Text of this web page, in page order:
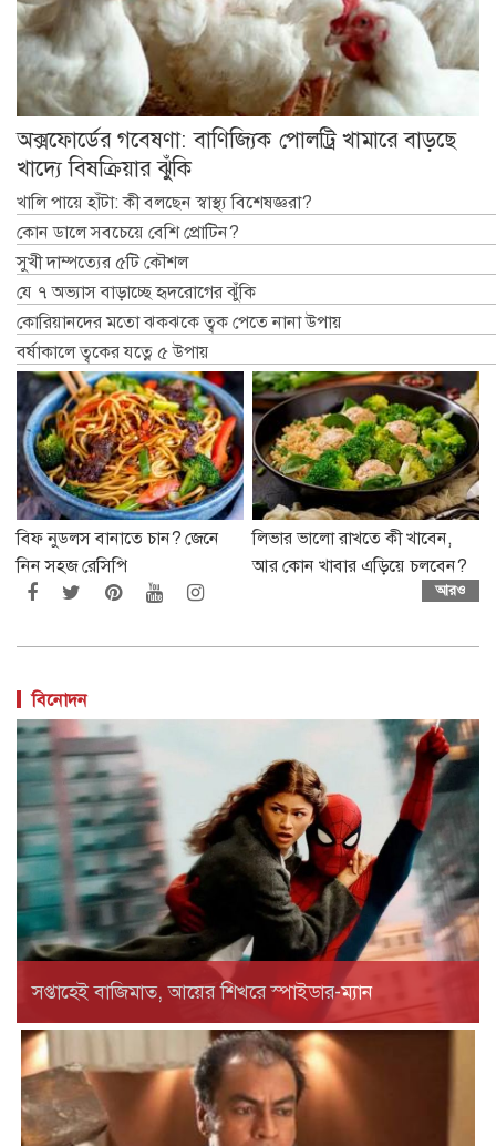
অক্সফোর্ডের গবেষণা: বাণিজ্যিক পোলট্রি খামারে বাড়ছে
খাদ্যে বিষক্রিয়ার ঝুঁকি
খালি পায়ে হাঁটা: কী বলছেন স্বাস্থ্য বিশেষজ্ঞরা?
কোন ডালে সবচেয়ে বেশি প্রোটিন?
সুখী দাম্পত্যের ৫টি কৌশল
যে ৭ অভ্যাস বাড়াচ্ছে হৃদরোগের ঝুঁকি
কোরিয়ানদের মতো ঝকঝকে ত্বক পেতে নানা উপায়
বর্ষাকালে ত্বকের যত্নে ৫ উপায়
বিফ নুডলস বানাতে চান? জেনে
নিন সহজ রেসিপি
লিভার ভালো রাখতে কী খাবেন,
আর কোন খাবার এড়িয়ে চলবেন?
আরও
বিনোদন
সপ্তাহেই বাজিমাত, আয়ের শিখরে স্পাইডার-ম্যান